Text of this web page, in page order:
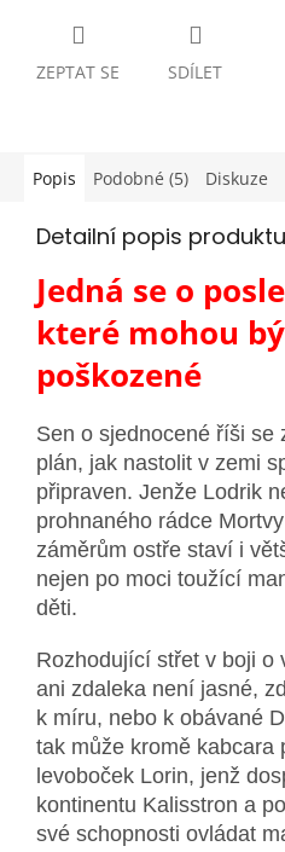
ZEPTAT SE SDÍLET
Popis Podobné (5) Diskuze
Detailní popis produktu
Jedná se o
které mohou
poškozené
Sen o sjednocené říši se
plán, jak nastolit v zemi
připraven. Jenže Lodrik
prohnaného rádce
záměrům ostře staví i
nejen po moci toužící
děti.
Rozhodující střet v boji
ani zdaleka není jasné,
k míru, nebo k obávané
tak může kromě kabcara
levoboček Lorin, jenž
kontinentu Kalisstron a
své schopnosti ovládat